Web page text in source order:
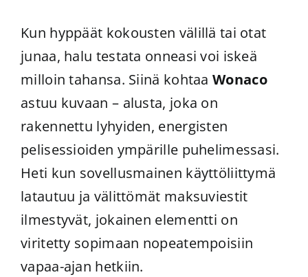
Kun hyppäät kokousten välillä tai otat
junaa, halu testata onneasi voi iskeä
milloin tahansa. Siinä kohtaaWonaco
astuu kuvaan – alusta, joka on
rakennettu lyhyiden, energisten
pelisessioiden ympärille puhelimessasi.
Heti kun sovellusmainen käyttöliittymä
latautuu ja välittömät maksuviestit
ilmestyvät, jokainen elementti on
viritetty sopimaan nopeatempoisiin
vapaa-ajan hetkiin.